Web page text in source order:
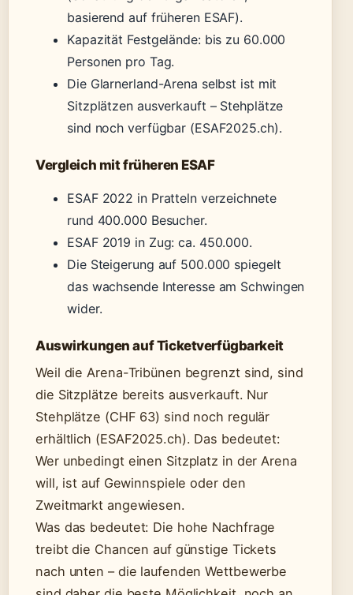
basierend auf früheren ESAF).
Kapazität Festgelände: bis zu 60.000
Personen pro Tag.
Die Glarnerland-Arena selbst ist mit
Sitzplätzen ausverkauft – Stehplätze
sind noch verfügbar (ESAF2025.ch).
Vergleich mit früheren ESAF
ESAF 2022 in Pratteln verzeichnete
rund 400.000 Besucher.
ESAF 2019 in Zug: ca. 450.000.
Die Steigerung auf 500.000 spiegelt
das wachsende Interesse am Schwingen
wider.
Auswirkungen auf Ticketverfügbarkeit
Weil die Arena-Tribünen begrenzt sind, sind
die Sitzplätze bereits ausverkauft. Nur
Stehplätze (CHF 63) sind noch regulär
erhältlich (ESAF2025.ch). Das bedeutet:
Wer unbedingt einen Sitzplatz in der Arena
will, ist auf Gewinnspiele oder den
Zweitmarkt angewiesen.
Was das bedeutet: Die hohe Nachfrage
treibt die Chancen auf günstige Tickets
nach unten – die laufenden Wettbewerbe